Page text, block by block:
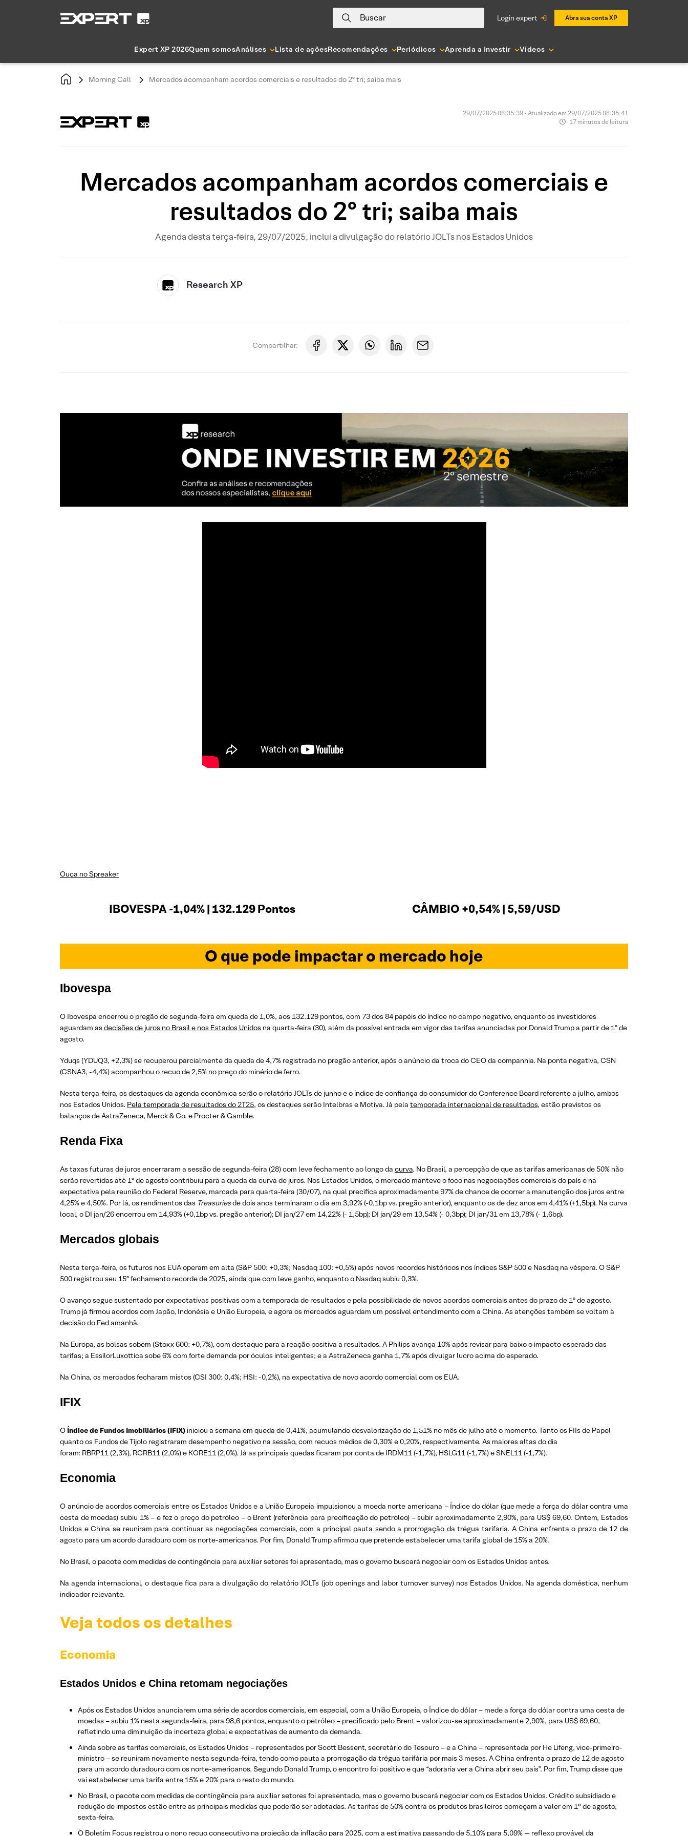
Buscar login expert Abra sua conta XP
Expert XP 2026Quem somosAnálises Lista de açõesRecomendações Periódicos Aprenda a Investir Vídeos
Morning Call Mercados acompanham acordos comerciais e resultados do 2º tri; saiba mais
29/07/2025 08:35:39 • Atualizado em 29/07/2025 08:35:41
17 minutos de leitura
Mercados acompanham acordos comerciais e
resultados do 2º tri; saiba mais
Agenda desta terça-feira, 29/07/2025, inclui a divulgação do relatório JOLTs nos Estados Unidos
Research XP
Compartilhar:
Ouça no Spreaker
IBOVESPA -1,04% | 132.129 Pontos CÂMBIO +0,54% | 5,59/USD
O que pode impactar o mercado hoje
Ibovespa
O Ibovespa encerrou o pregão de segunda-feira em queda de 1,0%, aos 132.129 pontos, com 73 dos 84 papéis do índice no campo negativo, enquanto os investidores
aguardam as decisões de juros no Brasil e nos Estados Unidos na quarta-feira (30), além da possível entrada em vigor das tarifas anunciadas por Donald Trump a partir de 1º de
agosto.
Yduqs (YDUQ3, +2,3%) se recuperou parcialmente da queda de 4,7% registrada no pregão anterior, após o anúncio da troca do CEO da companhia. Na ponta negativa, CSN
(CSNA3, -4,4%) acompanhou o recuo de 2,5% no preço do minério de ferro.
Nesta terça-feira, os destaques da agenda econômica serão o relatório JOLTs de junho e o índice de confiança do consumidor do Conference Board referente a julho, ambos
nos Estados Unidos. Pela temporada de resultados do 2T25, os destaques serão Intelbras e Motiva. Já pela temporada internacional de resultados, estão previstos os
balanços de AstraZeneca, Merck & Co. e Procter & Gamble.
Renda Fixa
As taxas futuras de juros encerraram a sessão de segunda-feira (28) com leve fechamento ao longo da curva. No Brasil, a percepção de que as tarifas americanas de 50% não
serão revertidas até 1º de agosto contribuiu para a queda da curva de juros. Nos Estados Unidos, o mercado manteve o foco nas negociações comerciais do país e na
expectativa pela reunião do Federal Reserve, marcada para quarta-feira (30/07), na qual precifica aproximadamente 97% de chance de ocorrer a manutenção dos juros entre
4,25% e 4,50%. Por lá, os rendimentos das Treasuriesde dois anos terminaram o dia em 3,92% (-0,1bp vs. pregão anterior), enquanto os de dez anos em 4,41% (+1,5bp). Na curva
local, o DI jan/26 encerrou em 14,93% (+0,1bp vs. pregão anterior); DI jan/27 em 14,22% (- 1,5bp); DI jan/29 em 13,54% (- 0,3bp); DI jan/31 em 13,78% (- 1,6bp).
Mercados globais
Nesta terça-feira, os futuros nos EUA operam em alta (S&P 500: +0,3%; Nasdaq 100: +0,5%) após novos recordes históricos nos índices S&P 500 e Nasdaq na véspera. O S&P
500 registrou seu 15º fechamento recorde de 2025, ainda que com leve ganho, enquanto o Nasdaq subiu 0,3%.
O avanço segue sustentado por expectativas positivas com a temporada de resultados e pela possibilidade de novos acordos comerciais antes do prazo de 1º de agosto.
Trump já firmou acordos com Japão, Indonésia e União Europeia, e agora os mercados aguardam um possível entendimento com a China. As atenções também se voltam à
decisão do Fed amanhã.
Na Europa, as bolsas sobem (Stoxx 600: +0,7%), com destaque para a reação positiva a resultados. A Philips avança 10% após revisar para baixo o impacto esperado das
tarifas; a EssilorLuxottica sobe 6% com forte demanda por óculos inteligentes; e a AstraZeneca ganha 1,7% após divulgar lucro acima do esperado.
Na China, os mercados fecharam mistos (CSI 300: 0,4%; HSI: -0,2%), na expectativa de novo acordo comercial com os EUA.
IFIX
O Índice de Fundos Imobiliários (IFIX) iniciou a semana em queda de 0,41%, acumulando desvalorização de 1,51% no mês de julho até o momento. Tanto os FIIs de Papel
quanto os Fundos de Tijolo registraram desempenho negativo na sessão, com recuos médios de 0,30% e 0,20%, respectivamente. As maiores altas do dia
foram: RBRP11 (2,3%), RCRB11 (2,0%) e KORE11 (2,0%). Já as principais quedas ficaram por conta de IRDM11 (-1,7%), HSLG11 (-1,7%) e SNEL11 (-1,7%).
Economia
O anúncio de acordos comerciais entre os Estados Unidos e a União Europeia impulsionou a moeda norte americana – Índice do dólar (que mede a força do dólar contra uma
cesta de moedas) subiu 1% – e fez o preço do petróleo – o Brent (referência para precificação do petróleo) – subir aproximadamente 2,90%, para US$ 69,60. Ontem, Estados
Unidos e China se reuniram para continuar as negociações comerciais, com a principal pauta sendo a prorrogação da trégua tarifaria. A China enfrenta o prazo de 12 de
agosto para um acordo duradouro com os norte-americanos. Por fim, Donald Trump afirmou que pretende estabelecer uma tarifa global de 15% a 20%.
No Brasil, o pacote com medidas de contingência para auxiliar setores foi apresentado, mas o governo buscará negociar com os Estados Unidos antes.
Na agenda internacional, o destaque fica para a divulgação do relatório JOLTs (job openings and labor turnover survey) nos Estados Unidos. Na agenda doméstica, nenhum
indicador relevante.
Veja todos os detalhes
Economia
Estados Unidos e China retomam negociações
Após os Estados Unidos anunciarem uma série de acordos comerciais, em especial, com a União Europeia, o Índice do dólar – mede a força do dólar contra uma cesta de
moedas – subiu 1% nesta segunda-feira, para 98,6 pontos, enquanto o petróleo – precificado pelo Brent – valorizou-se aproximadamente 2,90%, para US$ 69,60,
refletindo uma diminuição da incerteza global e expectativas de aumento da demanda.
Ainda sobre as tarifas comerciais, os Estados Unidos – representados por Scott Bessent, secretário do Tesouro – e a China – representada por He Lifeng, vice-primeiro-
ministro – se reuniram novamente nesta segunda-feira, tendo como pauta a prorrogação da trégua tarifária por mais 3 meses. A China enfrenta o prazo de 12 de agosto
para um acordo duradouro com os norte-americanos. Segundo Donald Trump, o encontro foi positivo e que “adoraria ver a China abrir seu país”. Por fim, Trump disse que
vai estabelecer uma tarifa entre 15% e 20% para o resto do mundo.
No Brasil, o pacote com medidas de contingência para auxiliar setores foi apresentado, mas o governo buscará negociar com os Estados Unidos. Crédito subsidiado e
redução de impostos estão entre as principais medidas que poderão ser adotadas. As tarifas de 50% contra os produtos brasileiros começam a valer em 1° de agosto,
sexta-feira.
O Boletim Focus registrou o nono recuo consecutivo na projeção da inflação para 2025, com a estimativa passando de 5,10% para 5,09% — reflexo provável da